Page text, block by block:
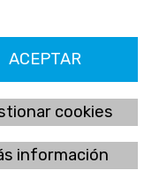
ACEPTAR
cookies
información
nº756
22555408K
de Alicante 4327
A-790-F
Urb. Los Altos
(España)